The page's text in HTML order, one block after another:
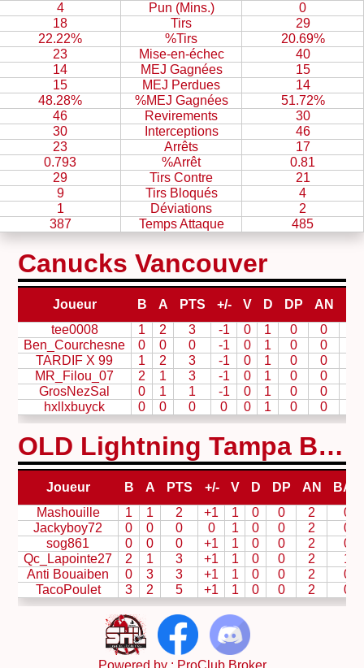
4
Pun (Mins.)
0
18
Tirs
29
22.22%
%Tirs
20.69%
23
Mise-en-échec
40
14
MEJ Gagnées
15
15
MEJ Perdues
14
48.28%
%MEJ Gagnées
51.72%
46
Revirements
30
30
Interceptions
46
23
Arrêts
17
0.793
%Arrêt
0.81
29
Tirs Contre
21
9
Tirs Bloqués
4
1
Déviations
2
387
Temps Attaque 485
Canucks Vancouver
Joueur B A PTS +/- V D DP AN
tee0008
1 2 3 -1 0 1 0 0
Ben_Courchesne
0 0 0 -1 0 1 0 0
TARDIF X 99
1 2 3 -1 0 1 0 0
MR_Filou_07
2 1 3 -1 0 1 0 0
GrosNezSal
0 1 1 -1 0 1 0 0
hxllxbuyck
0 0 0 0 0 1 0 0
OLD Lightning Tampa Bay
Joueur B A PTS +/- V D DP AN
BAN
Mashouille
1 1 2 +1 1 0 0 2
0
Jackyboy72
0 0 0 0 1 0 0 2
0
sog861
0 0 0 +1 1 0 0 2
0
Qc_Lapointe27
2 1 3 +1 1 0 0 2
1
Anti Bouaiben
0 3 3 +1 1 0 0 2
0
TacoPoulet
3 2 5 +1 1 0 0 2 0
Powered by : ProClub Broker